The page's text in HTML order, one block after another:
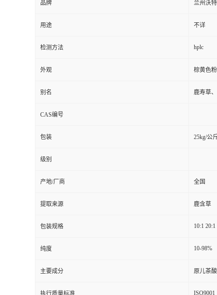
品牌 兰州沃
用途 不详
检测方法 hplc
外观 棕黄色
别名 鹿寿草
CAS编号
包装 25kg/公
级别
产地/厂商 全国
提取来源 鹿含草
包装规格 10:1 20:1
纯度 10-98%
主要成分 原儿茶
执行质量标准 ISO9001